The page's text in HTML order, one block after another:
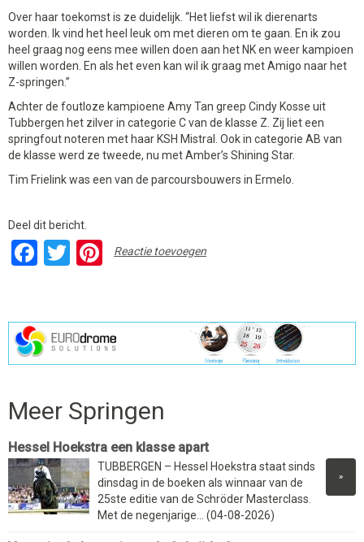
Over haar toekomst is ze duidelijk. “Het liefst wil ik dierenarts
worden. Ik vind het heel leuk om met dieren om te gaan. En ik zou
heel graag nog eens mee willen doen aan het NK en weer kampioen
willen worden. En als het even kan wil ik graag met Amigo naar het
Z-springen.”
Achter de foutloze kampioene Amy Tan greep Cindy Kosse uit
Tubbergen het zilver in categorie C van de klasse Z. Zij liet een
springfout noteren met haar KSH Mistral. Ook in categorie AB van
de klasse werd ze tweede, nu met Amber’s Shining Star.
Tim Frielink was een van de parcoursbouwers in Ermelo.
Deel dit bericht.
Facebook
TwitterPinterest
Reactie toevoegen
Meer Springen
Hessel Hoekstra een klasse apart
»
TUBBERGEN – Hessel Hoekstra staat sinds
dinsdag in de boeken als winnaar van de
25ste editie van de Schröder Masterclass.
Met de negenjarige... (04-08-2026)